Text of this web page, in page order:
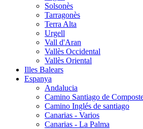
Solsonès
Tarragonès
Terra Alta
Urgell
Vall d'Aran
Vallès Occidental
Vallès Oriental
Illes Balears
Espanya
Andalucia
Camino Santiago de
Camino Inglés de santiago
Canarias - Varios
Canarias - La Palma